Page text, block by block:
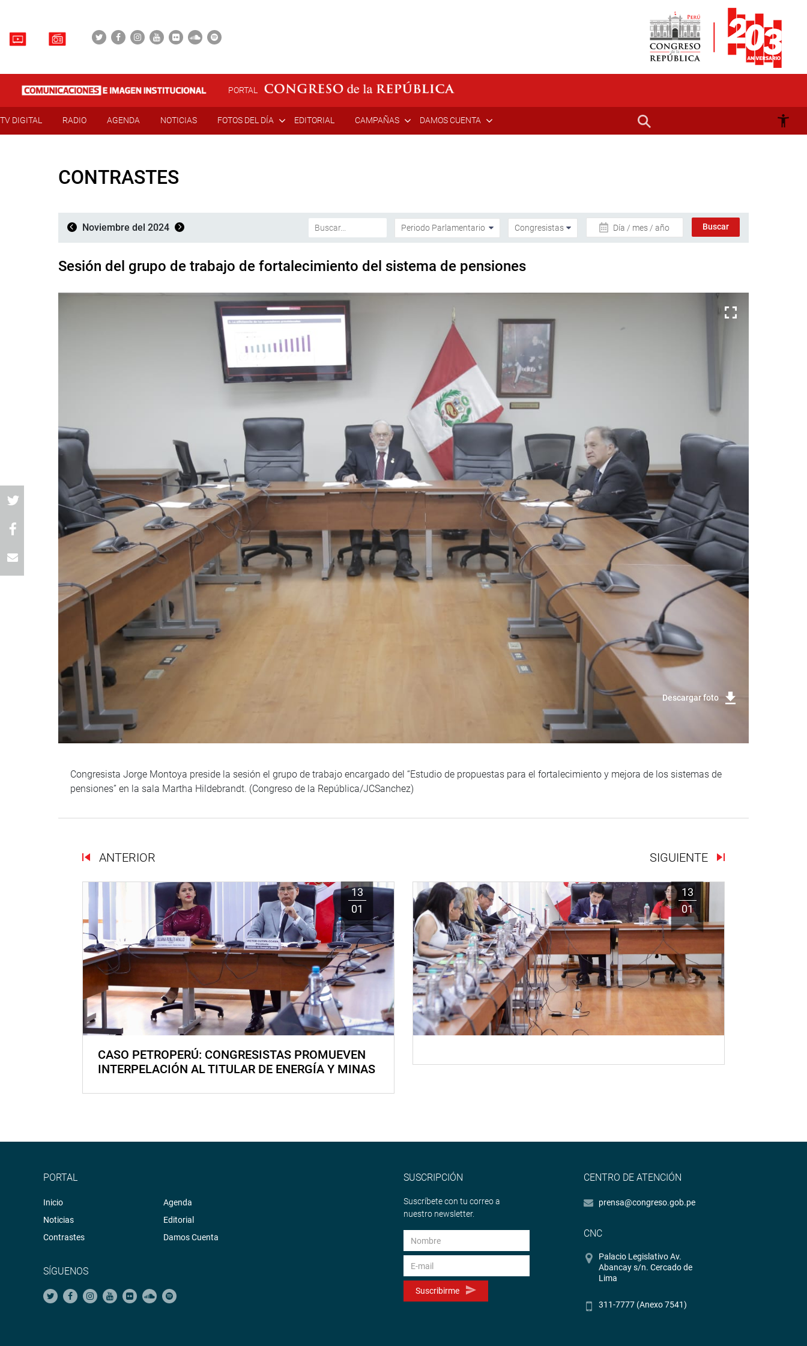
PORTAL
TV DIGITAL RADIO AGENDA NOTICIAS FOTOS DEL DÍA EDITORIAL CAMPAÑAS DAMOS CUENTA
CONTRASTES
Noviembre del 2024 Día / mes / año
Sesión del grupo de trabajo de fortalecimiento del sistema de pensiones
Descargar foto
Congresista Jorge Montoya preside la sesión el grupo de trabajo encargado del “Estudio de propuestas para el fortalecimiento y mejora de los sistemas de
pensiones” en la sala Martha Hildebrandt. (Congreso de la República/JCSanchez)
ANTERIOR SIGUIENTE
13
01
CASO PETROPERÚ: CONGRESISTAS PROMUEVEN
INTERPELACIÓN AL TITULAR DE ENERGÍA Y MINAS
13
01
PORTAL
Inicio
Noticias
Contrastes
Agenda
Editorial
Damos Cuenta
SÍGUENOS
SUSCRIPCIÓN
Suscríbete con tu correo a
nuestro newsletter.
Suscribirme
CENTRO DE ATENCIÓN
prensa@congreso.gob.pe
CNC
Palacio Legislativo Av.
Abancay s/n. Cercado de
Lima
311-7777 (Anexo 7541)